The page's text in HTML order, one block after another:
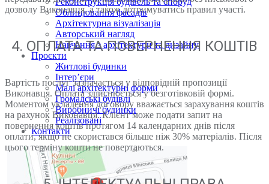
Облицювання фасадів
Архітектурна візуалізація
Авторський нагляд
Навчання з архітектури та дизайну
Проєкти
Житлові будинки
Інтер’єри
Малі архітектурні форми
Громадські будівлі
Виробничі будинки
Реалізовані
Контакти
дозволу Виконавця, а також дотримуватись правил участі.
4. ОПЛАТА ТА ПОВЕРНЕННЯ КОШТІВ
Вартість послуг зазначається у відповідній пропозиції
Виконавця. Оплата здійснюється у безготівковій формі.
Моментом укладення договору вважається зарахування коштів
на рахунок Виконавця. Клієнт може подати запит на
повернення коштів протягом 14 календарних днів після
оплати, якщо не скористався більше ніж 30% матеріалів. Після
цього терміну кошти не повертаються.